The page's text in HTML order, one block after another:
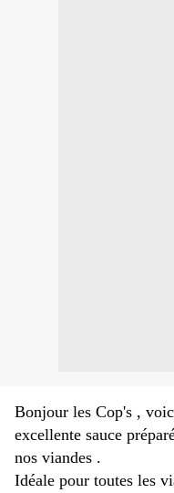
Bonjour les Cop's ,
excellente sauce
nos viandes .
Idéale pour toutes les